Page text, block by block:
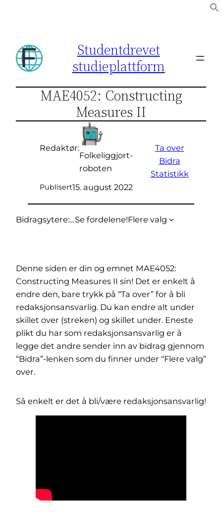
Studentdrevet
studieplattform
MAE4052: Constructing
Measures II
Redaktør:
Folkeliggjort-
roboten
Publisert15. august 2022
Ta over
Bidra
Statistikk
Bidragsytere:…Se fordelene!Flere valg
Denne siden er din og emnet MAE4052:
Constructing Measures II sin! Det er enkelt å
endre den, bare trykk på “Ta over” for å bli
redaksjonsansvarlig. Du kan endre alt under
skillet over (streken) og skillet under. Eneste
plikt du har som redaksjonsansvarlig er å
legge det andre sender inn av bidrag gjennom
“Bidra”-lenken som du finner under “Flere valg”
over.
Så enkelt er det å bli/være redaksjonsansvarlig!